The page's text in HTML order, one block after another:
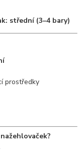
střední (3–4 bary)
prostředky